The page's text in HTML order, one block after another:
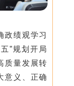
政绩观学习
”规划开局
质量发展转
意义、正确